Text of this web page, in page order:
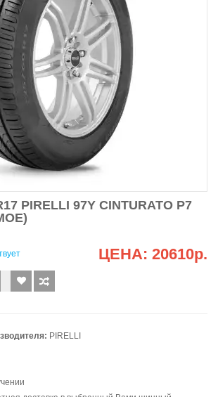
PIRELLI 97Y CINTURATO P7
ЦЕНА: 20610р.
PIRELLI